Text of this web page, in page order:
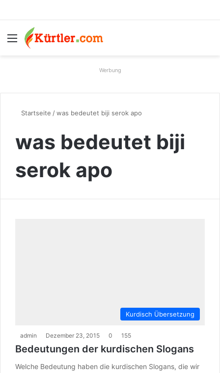
Menü
Werbung
Startseite /was bedeutet biji serok apo
was bedeutet biji
serok apo
Kurdisch Übersetzung
admin Dezember 23, 2015 0 155
Bedeutungen der kurdischen Slogans
Welche Bedeutung haben die kurdischen Slogans, die wir